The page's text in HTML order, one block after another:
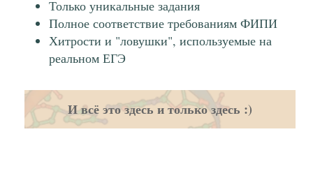
Только уникальные задания
Полное соответствие требованиям ФИПИ
Хитрости и "ловушки", используемые на
реальном ЕГЭ
И всё это здесь и только здесь :)